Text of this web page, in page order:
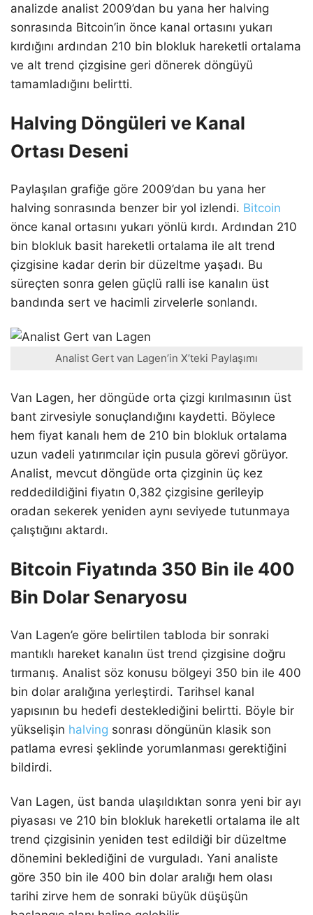
analizde analist 2009’dan bu yana her halving
sonrasında Bitcoin’in önce kanal ortasını yukarı
kırdığını ardından 210 bin blokluk hareketli ortalama
ve alt trend çizgisine geri dönerek döngüyü
tamamladığını belirtti.
Halving Döngüleri ve Kanal
Ortası Deseni
Paylaşılan grafiğe göre 2009’dan bu yana her
halving sonrasında benzer bir yol izlendi. Bitcoin
önce kanal ortasını yukarı yönlü kırdı. Ardından 210
bin blokluk basit hareketli ortalama ile alt trend
çizgisine kadar derin bir düzeltme yaşadı. Bu
süreçten sonra gelen güçlü ralli ise kanalın üst
bandında sert ve hacimli zirvelerle sonlandı.
Analist Gert van Lagen’in X’teki Paylaşımı
Van Lagen, her döngüde orta çizgi kırılmasının üst
bant zirvesiyle sonuçlandığını kaydetti. Böylece
hem fiyat kanalı hem de 210 bin blokluk ortalama
uzun vadeli yatırımcılar için pusula görevi görüyor.
Analist, mevcut döngüde orta çizginin üç kez
reddedildiğini fiyatın 0,382 çizgisine gerileyip
oradan sekerek yeniden aynı seviyede tutunmaya
çalıştığını aktardı.
Bitcoin Fiyatında 350 Bin ile 400
Bin Dolar Senaryosu
Van Lagen’e göre belirtilen tabloda bir sonraki
mantıklı hareket kanalın üst trend çizgisine doğru
tırmanış. Analist söz konusu bölgeyi 350 bin ile 400
bin dolar aralığına yerleştirdi. Tarihsel kanal
yapısının bu hedefi desteklediğini belirtti. Böyle bir
yükselişin halving sonrası döngünün klasik son
patlama evresi şeklinde yorumlanması gerektiğini
bildirdi.
Van Lagen, üst banda ulaşıldıktan sonra yeni bir ayı
piyasası ve 210 bin blokluk hareketli ortalama ile alt
trend çizgisinin yeniden test edildiği bir düzeltme
dönemini beklediğini de vurguladı. Yani analiste
göre 350 bin ile 400 bin dolar aralığı hem olası
tarihi zirve hem de sonraki büyük düşüşün